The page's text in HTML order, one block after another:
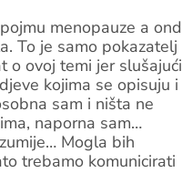
menopauze a
To je samo pokazatelj
o ovoj temi jer slušajući
kojima se opisuju i
sam i ništa ne
naporna sam…
Mogla bih
trebamo komunicirati